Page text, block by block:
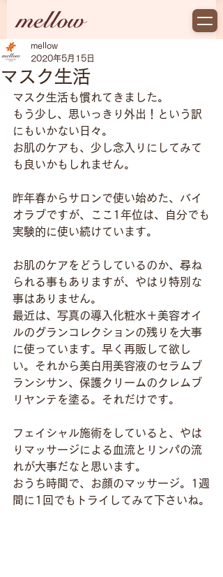
マスク生活
mellow
2020年5月15日
マスク生活も慣れてきました。
もう少し、思いっきり外出！という訳
にもいかない日々。
お肌のケアも、少し念入りにしてみて
も良いかもしれません。
昨年春からサロンで使い始めた、バイ
オラブですが、ここ1年位は、自分でも
実験的に使い続けています。
お肌のケアをどうしているのか、尋ね
られる事もありますが、やはり特別な
事はありません。
最近は、写真の導入化粧水＋美容オイ
ルのグランコレクションの残りを大事
に使っています。早く再販して欲し
い。それから美白用美容液のセラムブ
ランシサン、保護クリームのクレムブ
リヤンテを塗る。それだけです。
フェイシャル施術をしていると、やは
りマッサージによる血流とリンパの流
れが大事だなと思います。
おうち時間で、お顔のマッサージ。1週
間に1回でもトライしてみて下さいね。